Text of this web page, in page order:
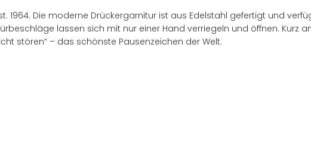
est. 1964. Die moderne Drückergarnitur ist aus Edelstahl gefertigt und
lassen sich mit nur einer Hand verriegeln und öffnen. Kurz
stören“ – das schönste Pausenzeichen der Welt.